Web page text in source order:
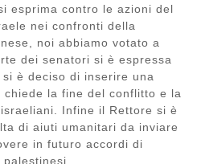
esprima contro le azioni del
nei confronti della
noi abbiamo votato a
dei senatori si è espressa
è deciso di inserire una
la fine del conflitto e la
Infine il Rettore si è
di aiuti umanitari da inviare
in futuro accordi di